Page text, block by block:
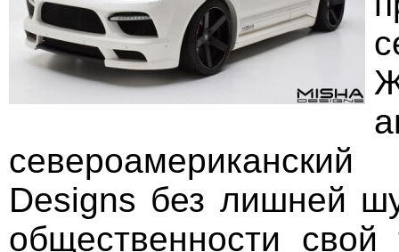
Dеsigns без лишней
общественности свой